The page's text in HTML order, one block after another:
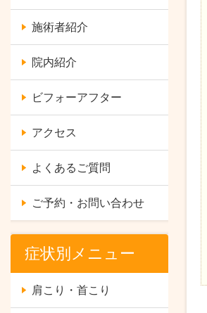
施術者紹介
院内紹介
ビフォーアフター
アクセス
よくあるご質問
ご予約・お問い合わせ
症状別メニュー
肩こり・首こり